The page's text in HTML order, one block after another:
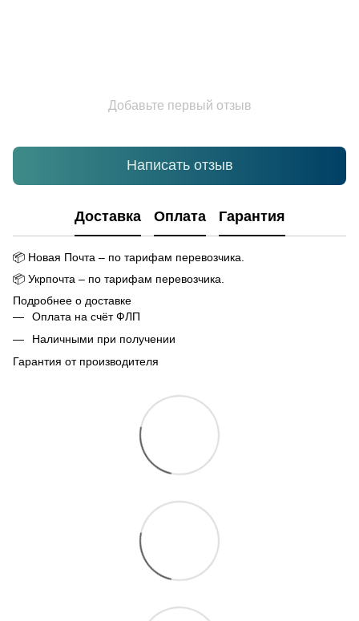
Добавьте первый отзыв
Написать отзыв
Доставка Оплата Гарантия
📦 Новая Почта – по тарифам перевозчика.
📦 Укрпочта – по тарифам перевозчика.
Подробнее о доставке
Оплата на счёт ФЛП
Наличными при получении
Гарантия от производителя